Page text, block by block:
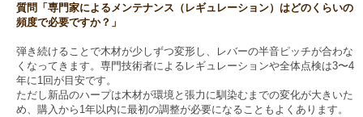
質問「専門家によるメンテナンス（レギュレーション）はどのくらいの
頻度で必要ですか？」
弾き続けることで木材が少しずつ変形し、レバーの半音ピッチが合わな
くなってきます。専門技術者によるレギュレーションや全体点検は3〜4
年に1回が目安です。
ただし新品のハープは木材が環境と張力に馴染むまでの変化が大きいた
め、購入から1年以内に最初の調整が必要になることもよくあります。